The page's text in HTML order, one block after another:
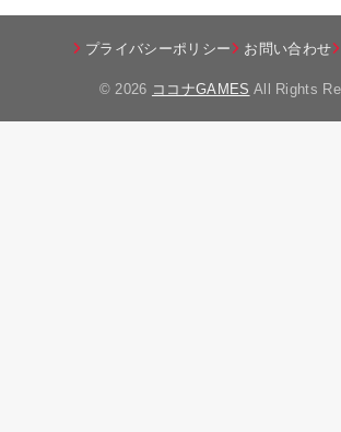
プライバシーポリシー お問い合わせ
© 2026 ココナGAMES All Rights